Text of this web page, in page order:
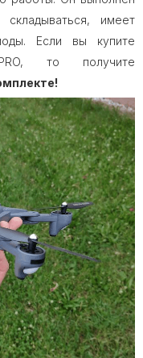
имеет
Если вы купите
то получите